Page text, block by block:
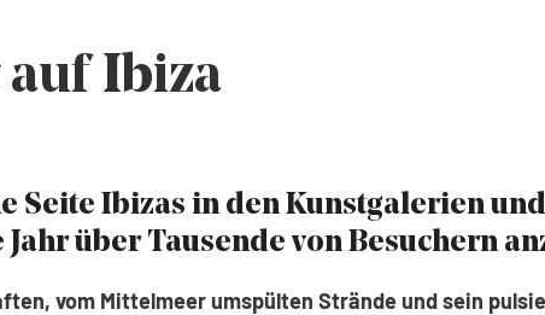
Ibiza
Seite Ibizas in den Kunstgalerien
über Tausende von Besuchern
vom Mittelmeer umspülten Strände und sein